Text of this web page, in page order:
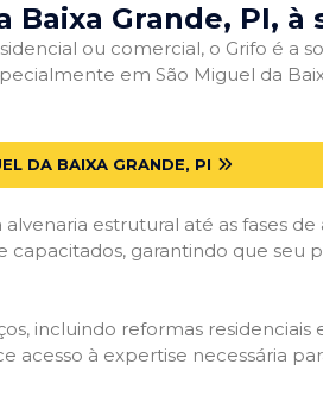
Baixa Grande, PI, à
ou comercial, o Grifo é a
em São Miguel da
DA BAIXA GRANDE, PI
estrutural até as fases
garantindo que seu
incluindo reformas residenciais
acesso à expertise necessária